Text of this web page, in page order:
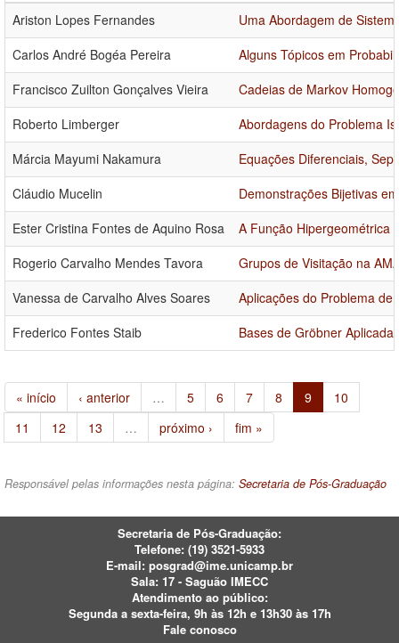
Ariston Lopes Fernandes
Uma Abordagem de
Carlos André Bogéa Pereira
Alguns Tópicos em
Francisco Zuilton Gonçalves Vieira
Cadeias de Markov
Roberto Limberger
Abordagens do Problema
Márcia Mayumi Nakamura
Equações Diferenciais,
Cláudio Mucelin
Demonstrações Bijetivas
Ester Cristina Fontes de Aquino Rosa
A Função Hipergeométrica
Rogerio Carvalho Mendes Tavora
Grupos de Visitação na
Vanessa de Carvalho Alves Soares
Aplicações do Problema
Frederico Fontes Staib
Bases de Gröbner
« início ‹ anterior … 5 6 7 8 9
10
11
12 13 … próximo › fim »
Responsável pelas informações nesta página: Secretaria de Pós-Graduação
Secretaria de Pós-Graduação:
Telefone: (19) 3521-5933
E-mail: posgrad@ime.unicamp.br
Sala: 17 - Saguão IMECC
Atendimento ao público:
Segunda a sexta-feira, 9h às 12h e 13h30 às 17h
Fale conosco